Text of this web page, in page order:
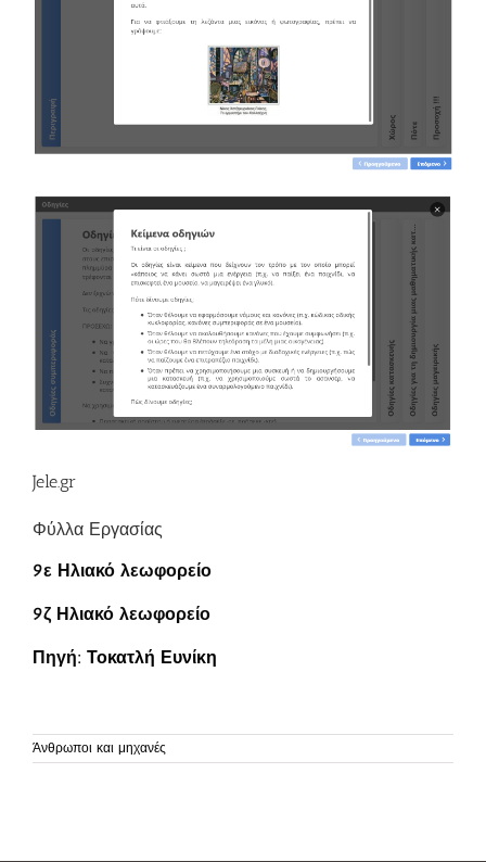
Jele.gr
Φύλλα Εργασίας
9ε Ηλιακό λεωφορείο
9ζ Ηλιακό λεωφορείο
Πηγή: Τοκατλή Ευνίκη
Άνθρωποι και μηχανές